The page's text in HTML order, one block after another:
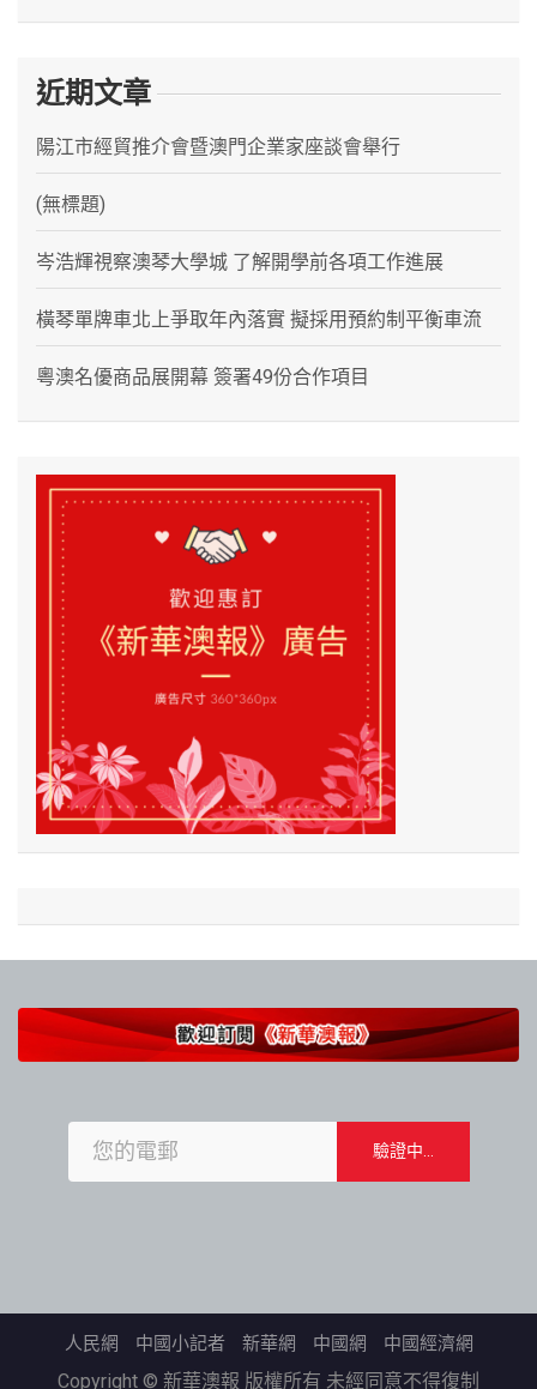
近期文章
陽江市經貿推介會暨澳門企業家座談會舉行
(無標題)
岑浩輝視察澳琴大學城 了解開學前各項工作進展
橫琴單牌車北上爭取年內落實 擬採用預約制平衡車流
粵澳名優商品展開幕 簽署49份合作項目
人民網 中國小記者 新華網 中國網 中國經濟網
Copyright © 新華澳報 版權所有 未經同意不得復制